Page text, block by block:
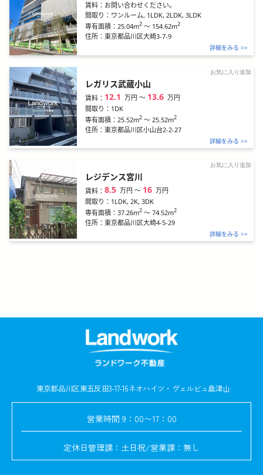
賃料： お問い合わせください。
間取り： ワンルーム, 1LDK, 2LDK, 3LDK
専有面積：25.04m2 ～ 154.62m2
住所：東京都品川区大崎3-7-9
詳細をみる >>
お気に入り追加
レガリス武蔵小山
賃料： 12.1 万円〜 13.6 万円
間取り： 1DK
専有面積：25.52m2 ～ 25.52m2
住所：東京都品川区小山台2-2-27
詳細をみる >>
お気に入り追加
レジデンス宮川
賃料：8.5 万円〜 16 万円
間取り： 1LDK, 2K, 3DK
専有面積：37.26m2 ～ 74.52m2
住所：東京都品川区大崎4-5-29
詳細をみる >>
東京都品川区東五反田3-17-16ネオハイツ・ヴェルビュ島津山
営業時間 9：00〜17：00
定休日管理課：土日祝/営業課：無し